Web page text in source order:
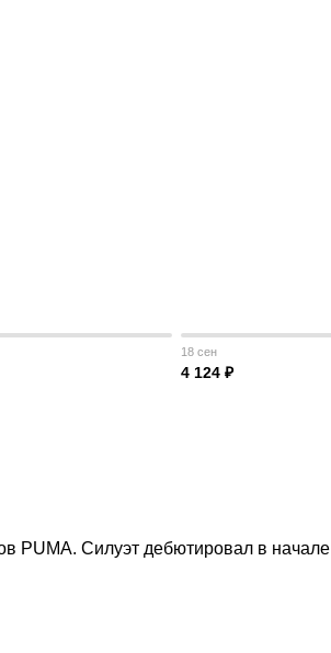
18 сен
4 124 ₽
PUMA. Силуэт дебютировал в начале